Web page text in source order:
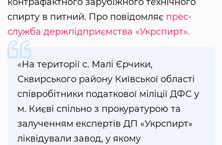
спирту в питний. Про повідомляє прес-
служба держпідприємства «Укрспирт».
«На території с. Малі Єрчики,
Сквирського району Київської області
співробітники податкової міліції ДФС у
м. Києві спільно з прокуратурою та
залученням експертів ДП «Укрспирт»
ліквідували завод, у якому